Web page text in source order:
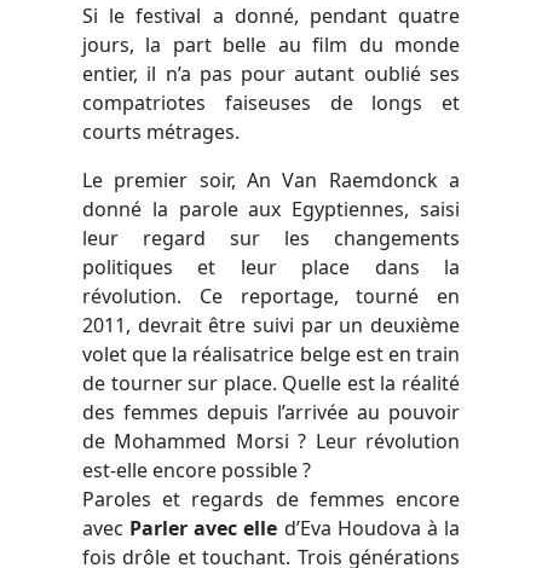
Si le festival a donné, pendant quatre
jours, la part belle au film du monde
entier, il n’a pas pour autant oublié ses
compatriotes faiseuses de longs et
courts métrages.
Le premier soir, An Van Raemdonck a
donné la parole aux Egyptiennes, saisi
leur regard sur les changements
politiques et leur place dans la
révolution. Ce reportage, tourné en
2011, devrait être suivi par un deuxième
volet que la réalisatrice belge est en train
de tourner sur place. Quelle est la réalité
des femmes depuis l’arrivée au pouvoir
de Mohammed Morsi ? Leur révolution
est-elle encore possible ?
Paroles et regards de femmes encore
avec Parler avec elle d’Eva Houdova à la
fois drôle et touchant. Trois générations